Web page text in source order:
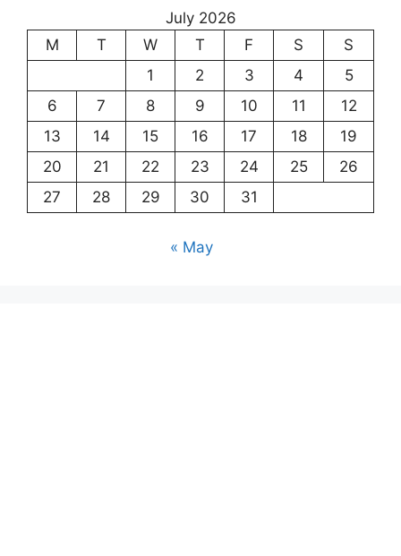
July 2026
M
T W T F S
S
1
2 3 4
5
6
7 8 9 10 11
12
13
14 15 16 17 18
19
20
21 22 23 24 25
26
27
28 29 30 31
« May